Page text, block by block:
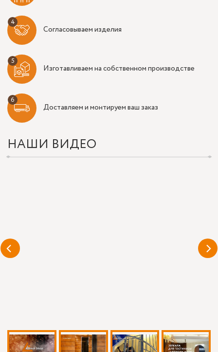
Согласовываем изделия
Изготавливаем на собственном производстве
Доставляем и монтируем ваш заказ
НАШИ ВИДЕО